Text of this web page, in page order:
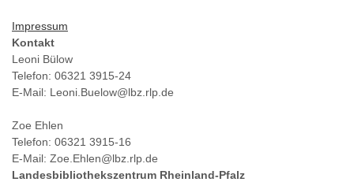
Impressum
Kontakt
Leoni Bülow
Telefon: 06321 3915-24
E-Mail: Leoni.Buelow@lbz.rlp.de
Zoe Ehlen
Telefon: 06321 3915-16
E-Mail: Zoe.Ehlen@lbz.rlp.de
Landesbibliothekszentrum Rheinland-Pfalz